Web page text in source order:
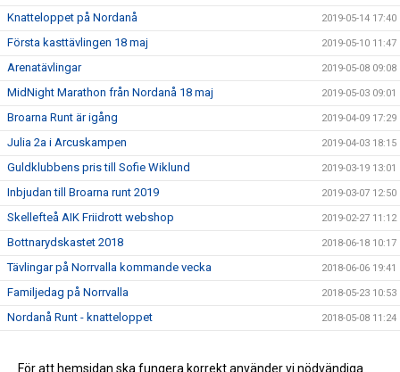
Knatteloppet på Nordanå 2019-05-14 17:40
Första kasttävlingen 18 maj 2019-05-10 11:47
Arenatävlingar 2019-05-08 09:08
MidNight Marathon från Nordanå 18 maj 2019-05-03 09:01
Broarna Runt är igång 2019-04-09 17:29
Julia 2a i Arcuskampen 2019-04-03 18:15
Guldklubbens pris till Sofie Wiklund 2019-03-19 13:01
Inbjudan till Broarna runt 2019 2019-03-07 12:50
Skellefteå AIK Friidrott webshop 2019-02-27 11:12
Bottnarydskastet 2018 2018-06-18 10:17
Tävlingar på Norrvalla kommande vecka 2018-06-06 19:41
Familjedag på Norrvalla 2018-05-23 10:53
Nordanå Runt - knatteloppet 2018-05-08 11:24
Nybörjarträning i vår 2018-02-19 12:00
För att hemsidan ska fungera korrekt använder vi nödvändiga